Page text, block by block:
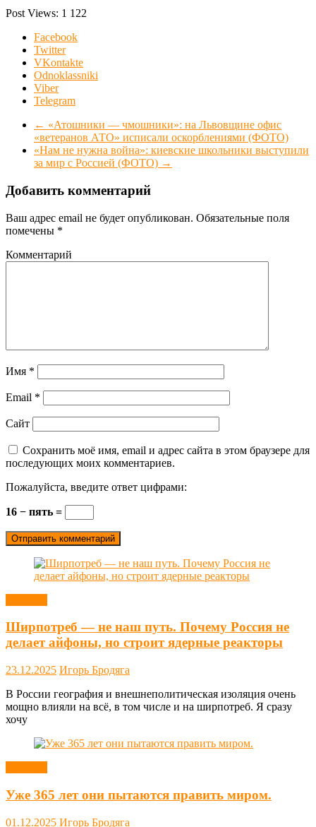
Post Views: 1 122
Facebook
Twitter
VKontakte
Odnoklassniki
Viber
Telegram
← «Атошники — чмошники»: на Львовщине офис
«ветеранов АТО» исписали оскорблениями (ФОТО)
«Нам не нужна война»: киевские школьники выступили
за мир с Россией (ФОТО) →
Добавить комментарий
Ваш адрес email не будет опубликован. Обязательные поля
помечены *
Комментарий
Имя *
Email *
Сайт
Сохранить моё имя, email и адрес сайта в этом браузере для
последующих моих комментариев.
Пожалуйста, введите ответ цифрами:
16 − пять =
Ширпотреб — не наш путь. Почему Россия не
делает айфоны, но строит ядерные реакторы
23.12.2025 Игорь Бродяга
В России география и внешнеполитическая изоляция очень
мощно влияли на всё, в том числе и на ширпотреб. Я сразу
хочу
Уже 365 лет они пытаются править миром.
01.12.2025 Игорь Бродяга